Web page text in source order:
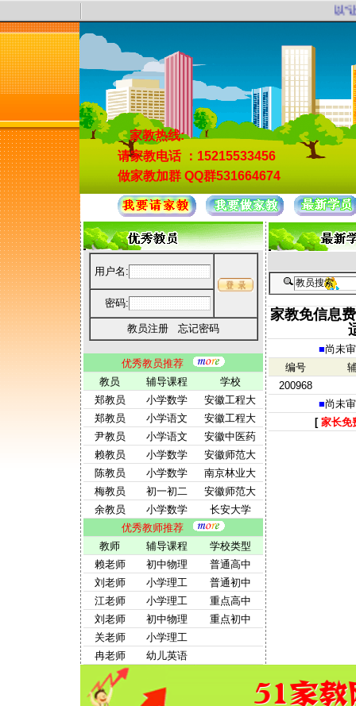
以“
家教热线:
请家教电话 ：15215533456
做家教加群 QQ群531664674
用户名:
密码:
教员注册 忘记密码
优秀教员推荐
教员
辅导课程
学校
郑教员
小学数学
安徽工程大
郑教员
小学语文
安徽工程大
尹教员
小学语文
安徽中医药
赖教员
小学数学
安徽师范大
陈教员
小学数学
南京林业大
梅教员
初一初二
安徽师范大
余教员
小学数学
长安大学
优秀教师推荐
教师
辅导课程
学校类型
赖老师
初中物理
普通高中
刘老师
小学理工
普通初中
江老师
小学理工
重点高中
刘老师
初中物理
重点初中
关老师
小学理工
冉老师
幼儿英语
家教免信息
■尚未
编号
200968
■尚未
[ 家长免